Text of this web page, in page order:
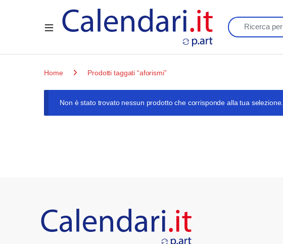
Open
Search for:
Home Prodotti taggati “aforismi”
Non è stato trovato nessun prodotto che corrisponde alla tua selezione.